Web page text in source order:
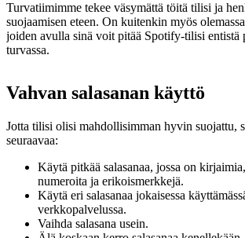
Turvatiimimme tekee väsymättä töitä tilisi ja
suojaamisen eteen. On kuitenkin myös
joiden avulla sinä voit pitää Spotify-tilisi entistä
turvassa.
Vahvan salasanan käyttö
Jotta tilisi olisi mahdollisimman hyvin suojattu,
seuraavaa:
Käytä pitkää salasanaa, jossa on
numeroita ja erikoismerkkejä.
Käytä eri salasanaa jokaisessa
verkkopalvelussa.
Vaihda salasana usein.